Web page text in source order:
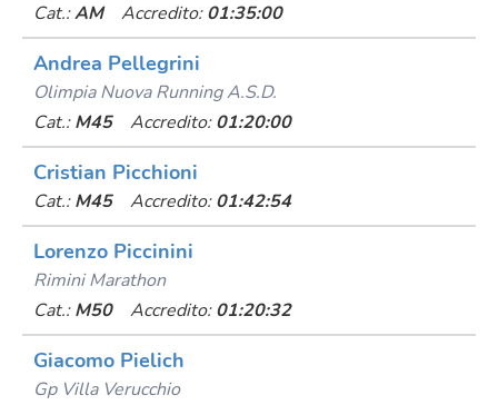
Cat.:AM Accredito: 01:35:00
Andrea Pellegrini
Olimpia Nuova Running A.s.d.
Cat.: M45 Accredito: 01:20:00
Cristian Picchioni
Cat.: M45 Accredito: 01:42:54
Lorenzo Piccinini
Rimini Marathon
Cat.: M50 Accredito: 01:20:32
Giacomo Pielich
Gp Villa Verucchio